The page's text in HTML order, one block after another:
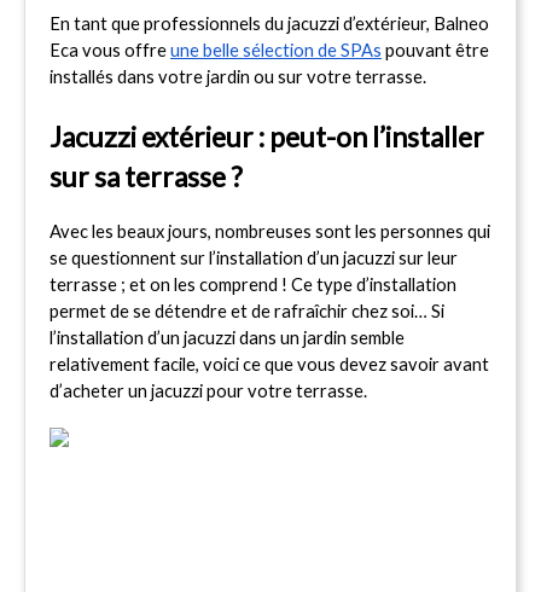
En tant que professionnels du jacuzzi d’extérieur, Balneo
Eca vous offre une belle sélection de SPAs pouvant être
installés dans votre jardin ou sur votre terrasse.
Jacuzzi extérieur : peut-on l’installer
sur sa terrasse ?
Avec les beaux jours, nombreuses sont les personnes qui
se questionnent sur l’installation d’un jacuzzi sur leur
terrasse ; et on les comprend ! Ce type d’installation
permet de se détendre et de rafraîchir chez soi… Si
l’installation d’un jacuzzi dans un jardin semble
relativement facile, voici ce que vous devez savoir avant
d’acheter un jacuzzi pour votre terrasse.